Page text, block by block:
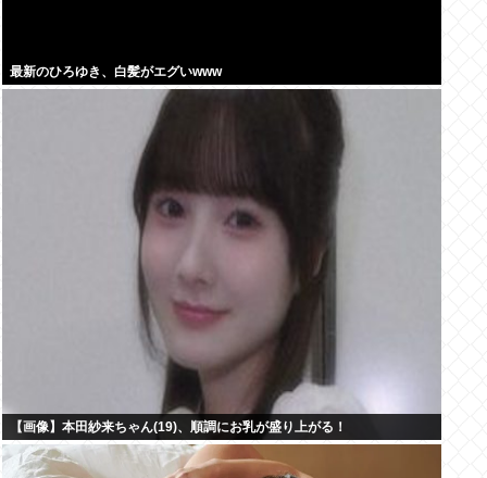
最新のひろゆき、白髪がエグいwww
【画像】本田紗来ちゃん(19)、順調にお乳が盛り上がる！